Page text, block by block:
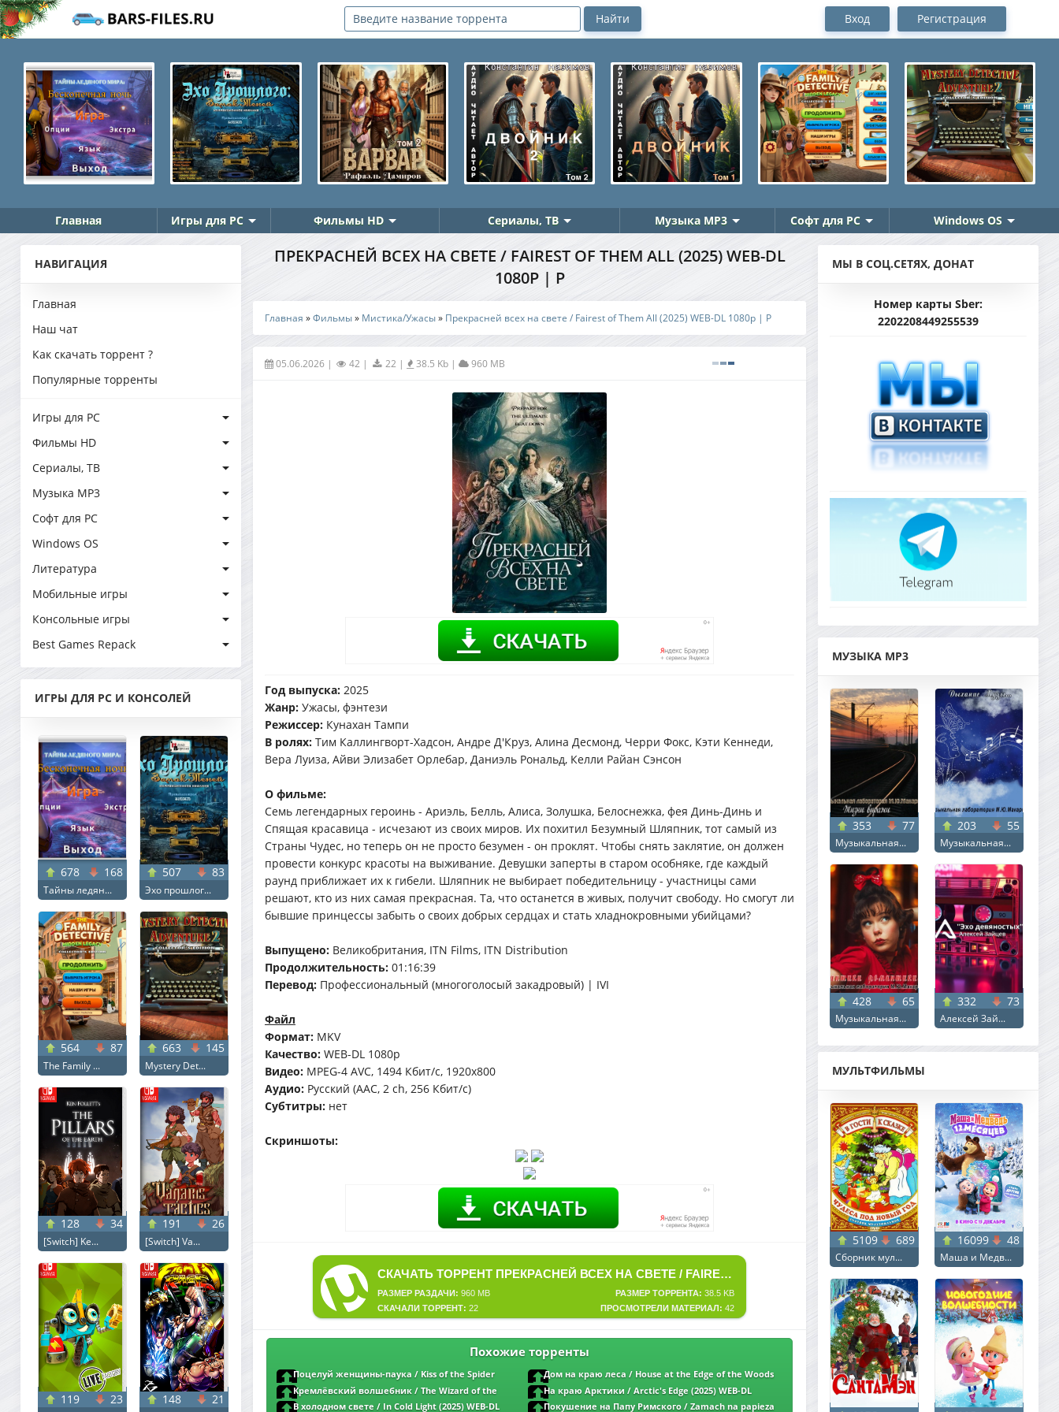
Вход Регистрация
Главная Игры для PC Фильмы HD Сериалы, ТВ Музыка MP3 Софт для PC Windows OS
НАВИГАЦИЯ
Главная
Наш чат
Как скачать торрент ?
Популярные торренты
Игры для PC
Фильмы HD
Сериалы, ТВ
Музыка MP3
Софт для PC
Windows OS
Литература
Мобильные игры
Консольные игры
Best Games Repack
ИГРЫ ДЛЯ PC И КОНСОЛЕЙ
678 168
Тайны ледян...
507 83
Эхо прошлог...
564 87
The Family ...
663 145
Mystery Det...
128 34
[Switch] Ke...
191 26
[Switch] Va...
119 23 148 21
ПРЕКРАСНЕЙ ВСЕХ НА СВЕТЕ / FAIREST OF THEM ALL (2025) WEB-DL
1080P | P
Главная »Фильмы» Мистика/Ужасы» Прекрасней всех на свете / Fairest of Them All (2025) WEB-DL 1080p | P
05.06.2026 | 42 | 22 | 38.5 Kb| 960 MB
Год выпуска: 2025
Жанр: Ужасы, фэнтези
Режиссер: Кунахан Тампи
В ролях: Тим Каллингворт-Хадсон, Андре Д'Круз, Алина Десмонд, Черри Фокс, Кэти Кеннеди,
Вера Луиза, Айви Элизабет Орлебар, Даниэль Рональд, Келли Райан Сэнсон
О фильме:
Семь легендарных героинь - Ариэль, Белль, Алиса, Золушка, Белоснежка, фея Динь-Динь и
Спящая красавица - исчезают из своих миров. Их похитил Безумный Шляпник, тот самый из
Страны Чудес, но теперь он не просто безумен - он проклят. Чтобы снять заклятие, он должен
провести конкурс красоты на выживание. Девушки заперты в старом особняке, где каждый
раунд приближает их к гибели. Шляпник не выбирает победительницу - участницы сами
решают, кто из них самая прекрасная. Та, что останется в живых, получит свободу. Но смогут ли
бывшие принцессы забыть о своих добрых сердцах и стать хладнокровными убийцами?
Выпущено: Великобритания, ITN Films, ITN Distribution
Продолжительность: 01:16:39
Перевод: Профессиональный (многоголосый закадровый) | IVI
Файл
Формат: MKV
Качество: WEB-DL 1080p
Видео: MPEG-4 AVC, 1494 Кбит/с, 1920x800
Аудио: Русский (AAC, 2 ch, 256 Кбит/с)
Субтитры: нет
Скриншоты:
СКАЧАТЬ ТОРРЕНТ ПРЕКРАСНЕЙ ВСЕХ НА СВЕТЕ / FAIREST OF THEM ALL (2025) WEB-DL 1080P | P
РАЗМЕР ТОРРЕНТА: 38.5 KB
РАЗМЕР РАЗДАЧИ: 960 MB
ПРОСМОТРЕЛИ МАТЕРИАЛ: 42
СКАЧАЛИ ТОРРЕНТ: 22
Похожие торренты
Поцелуй женщины-паука / Kiss of the Spider
Woman (2025) WEB-DL 1080p | D
Дом на краю леса / House at the Edge of the Woods
(2025) WEBRip 1080p | L2
Кремлёвский волшебник / The Wizard of the
Kremlin / Le mage du Kremlin (2025) WEB-DL 1080p | Sub
На краю Арктики / Arctic's Edge (2025) WEB-DL
1080p | P
В холодном свете / In Cold Light (2025) WEB-DL
Покушение на Папу Римского / Zamach na papieza
МЫ В СОЦ.СЕТЯХ, ДОНАТ
Номер карты Sber:
2202208449255539
МУЗЫКА MP3
353 77
Музыкальная...
203 55
Музыкальная...
428 65
Музыкальная...
332 73
Алексей Зай...
МУЛЬТФИЛЬМЫ
5109 689
Сборник мул...
16099 48
Маша и Медв...